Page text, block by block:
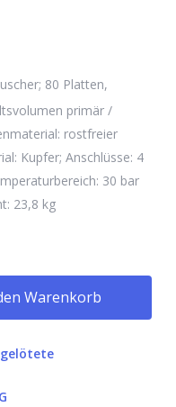
80 Platten,
primär /
rostfreier
Kupfer; Anschlüsse: 4
30 bar
23,8 kg
Warenkorb